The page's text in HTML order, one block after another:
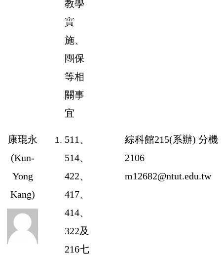
教學
實
施、
團保
等相
關事
宜
康琨永
(Kun-
Yong
Kang)
511 、
514、
422、
417、
414、
322及
216七
綜科館215(系辦) 分機
2106
m12682@ntut.edu.tw